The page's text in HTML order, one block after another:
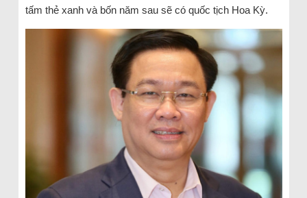
tấm thẻ xanh và bốn năm sau sẽ có quốc tịch Hoa Kỳ.